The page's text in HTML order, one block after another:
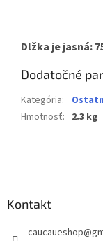
Dlžka je jasná:
Dodatočné
Kategória:
Hmotnosť: 2.3 kg
Kontakt
caucaueshop@